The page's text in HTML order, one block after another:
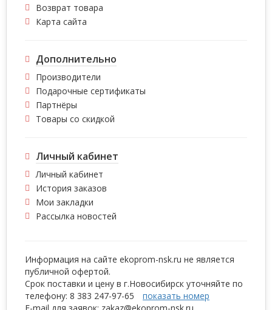
Возврат товара
Карта сайта
Дополнительно
Производители
Подарочные сертификаты
Партнёры
Товары со скидкой
Личный кабинет
Личный кабинет
История заказов
Мои закладки
Рассылка новостей
Информация на сайте ekoprom-nsk.ru не является
публичной офертой.
Срок поставки и цену в г.Новосибирск уточняйте по
телефону: 8 383 247-97-65
показать номер